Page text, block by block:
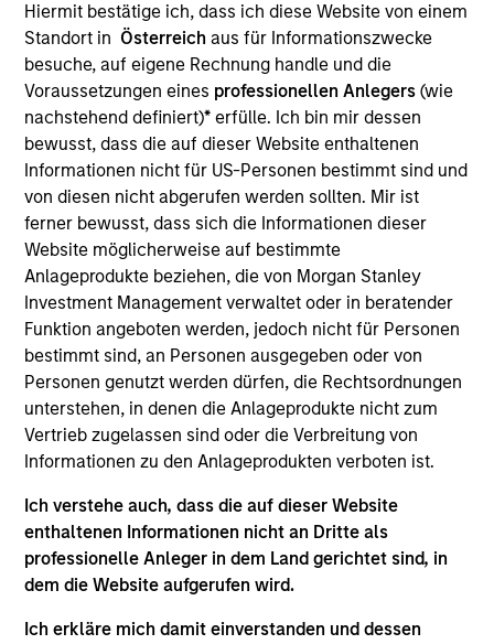
Hiermit bestätige ich, dass ich diese Website von einem
Standort in Österreich aus für Informationszwecke
besuche, auf eigene Rechnung handle und die
Voraussetzungen eines professionellen Anlegers(wie
nachstehend definiert)* erfülle. Ich bin mir dessen
bewusst, dass die auf dieser Website enthaltenen
Informationen nicht für US-Personen bestimmt sind und
von diesen nicht abgerufen werden sollten. Mir ist
ferner bewusst, dass sich die Informationen dieser
Website möglicherweise auf bestimmte
Anlageprodukte beziehen, die von Morgan Stanley
Investment Management verwaltet oder in beratender
Funktion angeboten werden, jedoch nicht für Personen
bestimmt sind, an Personen ausgegeben oder von
Personen genutzt werden dürfen, die Rechtsordnungen
unterstehen, in denen die Anlageprodukte nicht zum
Vertrieb zugelassen sind oder die Verbreitung von
Informationen zu den Anlageprodukten verboten ist.
Ich verstehe auch, dass die auf dieser Website
enthaltenen Informationen nicht an Dritte als
professionelle Anleger in dem Land gerichtet sind, in
dem die Website aufgerufen wird.
Ich erkläre mich damit einverstanden und dessen
as diversification benefits when our strategies
are combined with both traditional and alternative
investments.
Meet the Team
Patrick Egan
Executive Director
Srdjan Teslic
Executive Director
Scott Dunlap
Vice President